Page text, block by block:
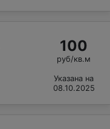
100
руб/кв.м
Указана на
08.10.2025